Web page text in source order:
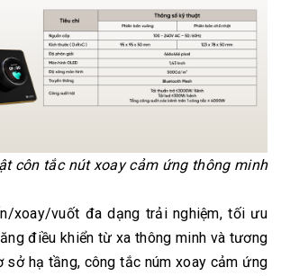
côn tắc nút xoay cảm ứng thông minh
xoay/vuốt đa dạng trải nghiệm, tối ưu
điều khiển từ xa thông minh và tương
sở hạ tầng, công tắc núm xoay cảm ứng